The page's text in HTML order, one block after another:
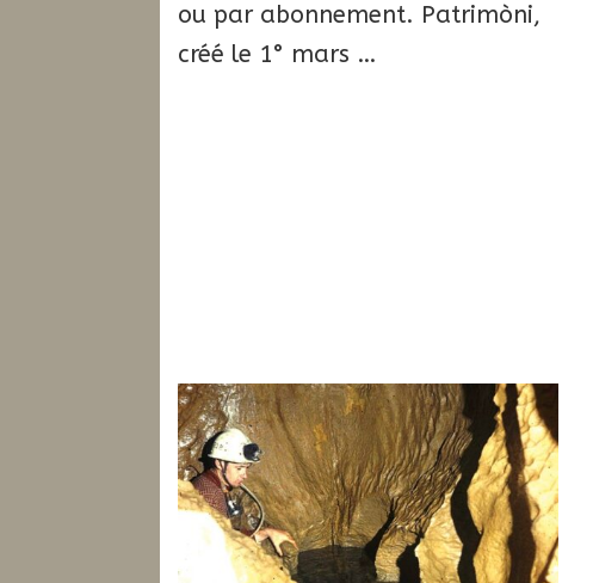
ou par abonnement. Patrimòni,
créé le 1° mars …